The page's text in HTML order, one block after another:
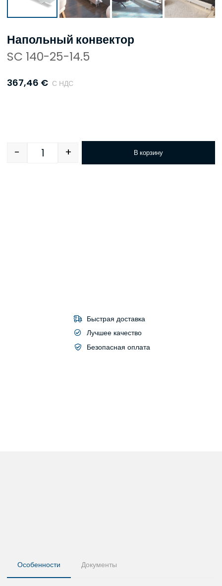
Напольный конвектор
SC 140-25-14.5
367,46 € С НДС
Quantity
- + В корзину
Быстрая доставка
Лучшее качество
Безопасная оплата
Особенности Документы